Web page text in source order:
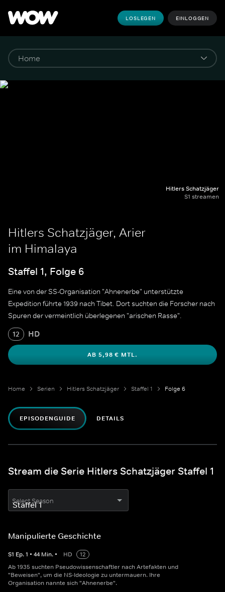
LOSLEGEN EINLOGGEN
Hitlers Schatzjäger
S1 streamen
Hitlers Schatzjäger, Arier
im Himalaya
Staffel 1, Folge 6
Eine von der SS-Organisation "Ahnenerbe" unterstützte
Expedition führte 1939 nach Tibet. Dort suchten die Forscher nach
Spuren der vermeintlich überlegenen "arischen Rasse".
12 HD
AB 5,98 € MTL.
Home Serien Hitlers Schatzjäger Staffel 1 Folge 6
EPISODENGUIDE DETAILS
Stream die Serie Hitlers Schatzjäger Staffel 1
Select Season
Manipulierte Geschichte
S1 Ep.1 • 44 Min. • HD
12
Ab 1935 suchten Pseudowissenschaftler nach Artefakten und
"Beweisen", um die NS-Ideologie zu untermauern. Ihre
Organisation nannte sich "Ahnenerbe".